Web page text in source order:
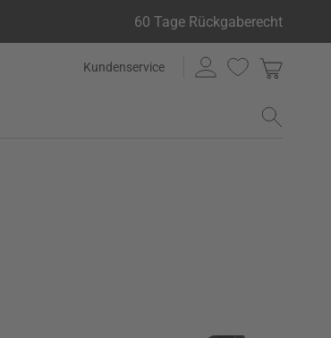
60 Tage Rückgaberecht
Kundenservice